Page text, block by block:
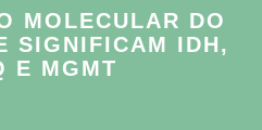
MOLECULAR DO
SIGNIFICAM IDH,
E MGMT